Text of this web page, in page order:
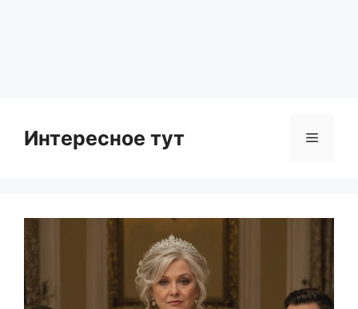
Интересное тут Menu